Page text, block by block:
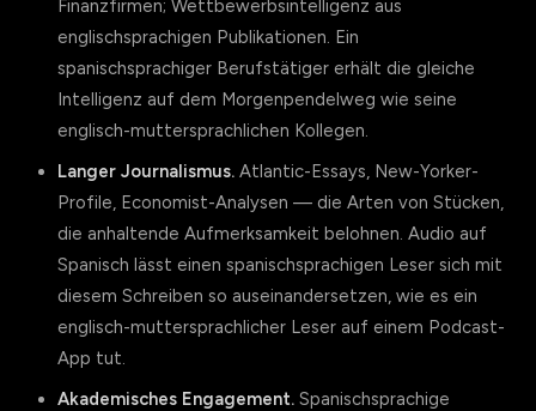
Finanzfirmen; Wettbewerbsintelligenz aus
englischsprachigen Publikationen. Ein
spanischsprachiger Berufstätiger erhält die gleiche
Intelligenz auf dem Morgenpendelweg wie seine
englisch-muttersprachlichen Kollegen.
Langer Journalismus. Atlantic-Essays, New-Yorker-
Profile, Economist-Analysen — die Arten von Stücken,
die anhaltende Aufmerksamkeit belohnen. Audio auf
Spanisch lässt einen spanischsprachigen Leser sich mit
diesem Schreiben so auseinandersetzen, wie es ein
englisch-muttersprachlicher Leser auf einem Podcast-
App tut.
Akademisches Engagement. Spanischsprachige